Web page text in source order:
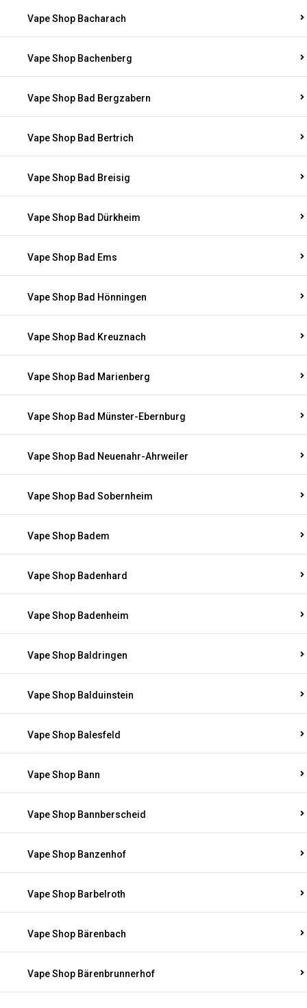
Vape Shop Bacharach
Vape Shop Bachenberg
Vape Shop Bad Bergzabern
Vape Shop Bad Bertrich
Vape Shop Bad Breisig
Vape Shop Bad Dürkheim
Vape Shop Bad Ems
Vape Shop Bad Hönningen
Vape Shop Bad Kreuznach
Vape Shop Bad Marienberg
Vape Shop Bad Münster-Ebernburg
Vape Shop Bad Neuenahr-Ahrweiler
Vape Shop Bad Sobernheim
Vape Shop Badem
Vape Shop Badenhard
Vape Shop Badenheim
Vape Shop Baldringen
Vape Shop Balduinstein
Vape Shop Balesfeld
Vape Shop Bann
Vape Shop Bannberscheid
Vape Shop Banzenhof
Vape Shop Barbelroth
Vape Shop Bärenbach
Vape Shop Bärenbrunnerhof